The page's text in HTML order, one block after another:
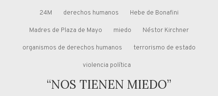
24M derechos humanos Hebe de Bonafini
Madres de Plaza de Mayo miedo Néstor Kirchner
organismos de derechos humanos terrorismo de estado
violencia política
“NOS TIENEN MIEDO”